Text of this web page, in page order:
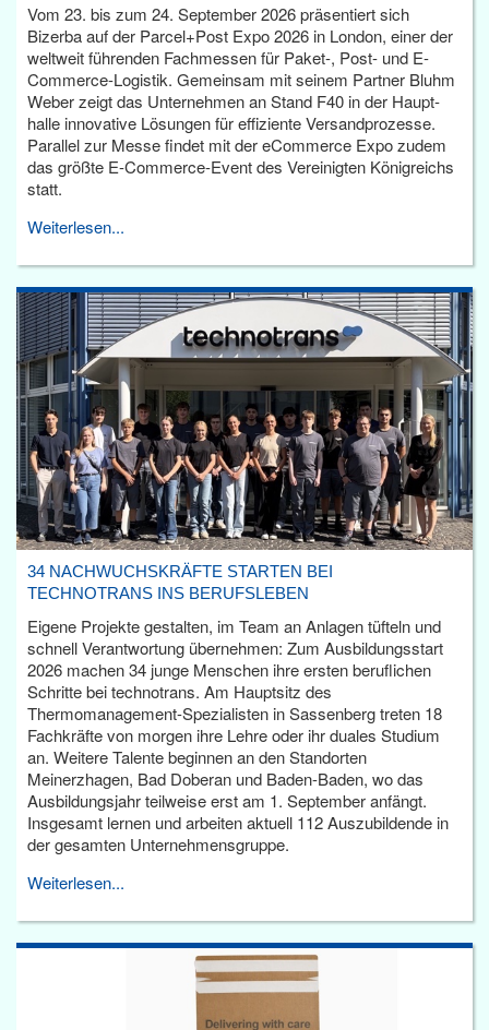
Vom 23. bis zum 24. September 2026 präsentiert sich
Bizerba auf der Parcel+Post Expo 2026 in London, einer der
weltweit führenden Fachmessen für Paket-, Post- und E-
Commerce-Logistik. Gemeinsam mit seinem Partner Bluhm
Weber zeigt das Unternehmen an Stand F40 in der Haupt­
halle innovative Lösungen für effiziente Versandprozesse.
Parallel zur Messe findet mit der eCommerce Expo zudem
das größte E-Commerce-Event des Vereinigten Königreichs
statt.
Weiterlesen...
34 NACHWUCHSKRÄFTE STARTEN BEI
TECHNOTRANS INS BERUFSLEBEN
Eigene Projekte gestalten, im Team an Anlagen tüfteln und
schnell Verantwortung übernehmen: Zum Ausbildungsstart
2026 machen 34 junge Menschen ihre ersten beruflichen
Schritte bei technotrans. Am Hauptsitz des
Thermomanagement-Spezialisten in Sassenberg treten 18
Fachkräfte von morgen ihre Lehre oder ihr duales Studium
an. Weitere Talente beginnen an den Standorten
Meinerzhagen, Bad Doberan und Baden-Baden, wo das
Ausbildungsjahr teilweise erst am 1. September anfängt.
Insgesamt lernen und arbeiten aktuell 112 Auszubildende in
der gesamten Unternehmensgruppe.
Weiterlesen...